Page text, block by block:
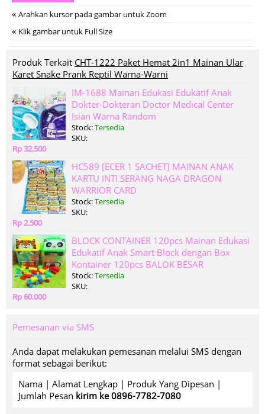
« Arahkan kursor pada gambar untuk Zoom
« Klik gambar untuk Full Size
Produk Terkait CHT-1222 Paket Hemat 2in1 Mainan Ular
Karet Snake Prank Reptil Warna-Warni
IM-1688 Mainan Edukasi Edukatif Anak
Dokter-Dokteran Doctor Medical Center
Isian Warna Random
Stock:Tersedia
SKU:
Rp 32.500
HC589 [ECER 1 SACHET] MAINAN ANAK
KARTU INTI SERANG NAGA DRAGON
WARRIOR CARD
Stock:Tersedia
SKU:
Rp 2.500
BLOCK CONTAINER 120pcs Mainan Edukasi
Edukatif Anak Smart Block dengan Box
Kontainer 120pcs BALOK BESAR
Stock:Tersedia
SKU:
Rp 60.000
Pemesanan via SMS
Anda dapat melakukan pemesanan melalui SMS dengan
format sebagai berikut:
Nama | Alamat Lengkap | Produk Yang Dipesan |
Jumlah Pesan kirim ke 0896-7782-7080